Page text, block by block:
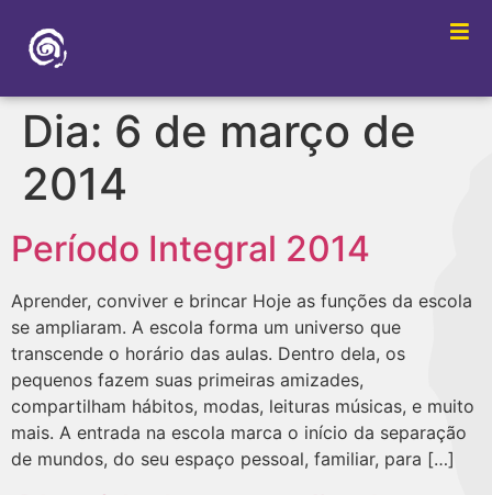
Dia: 6 de março de
2014
Período Integral 2014
Aprender, conviver e brincar Hoje as funções da escola
se ampliaram. A escola forma um universo que
transcende o horário das aulas. Dentro dela, os
pequenos fazem suas primeiras amizades,
compartilham hábitos, modas, leituras músicas, e muito
mais. A entrada na escola marca o início da separação
de mundos, do seu espaço pessoal, familiar, para […]